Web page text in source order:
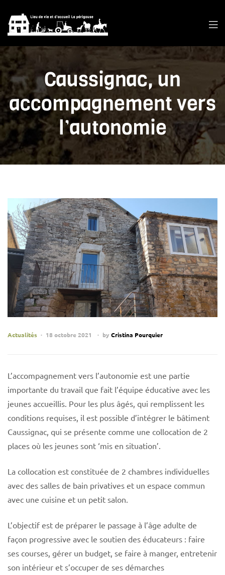
Caussignac, un
accompagnement vers
l’autonomie
Actualités 18 octobre 2021 by Cristina Pourquier
L’accompagnement vers l’autonomie est une partie
importante du travail que fait l’équipe éducative avec les
jeunes accueillis. Pour les plus âgés, qui remplissent les
conditions requises, il est possible d’intégrer le bâtiment
Caussignac, qui se présente comme une collocation de 2
places où les jeunes sont ‘mis en situation’.
La collocation est constituée de 2 chambres individuelles
avec des salles de bain privatives et un espace commun
avec une cuisine et un petit salon.
L’objectif est de préparer le passage à l’âge adulte de
façon progressive avec le soutien des éducateurs : faire
ses courses, gérer un budget, se faire à manger, entretenir
son intérieur et s’occuper de ses démarches